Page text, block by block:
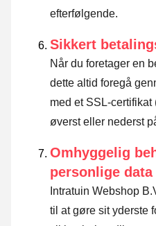
efterfølgende.
Sikkert
Når du foretager en
dette altid foregå
med et SSL-
øverst eller nederst
Omhyggelig
personlige data
Intratuin Webshop
til at gøre sit yderste